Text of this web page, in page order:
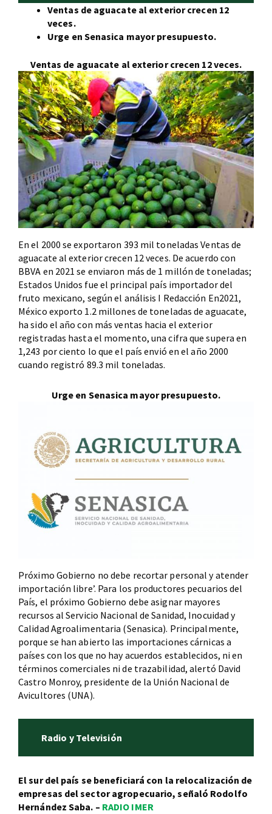
Ventas de aguacate al exterior crecen 12
veces.
Urge en Senasica mayor presupuesto.
Ventas de aguacate al exterior crecen 12 veces.
En el 2000 se exportaron 393 mil toneladas Ventas de
aguacate al exterior crecen 12 veces. De acuerdo con
BBVA en 2021 se enviaron más de 1 millón de toneladas;
Estados Unidos fue el principal país importador del
fruto mexicano, según el análisis I Redacción En2021,
México exporto 1.2 millones de toneladas de aguacate,
ha sido el año con más ventas hacia el exterior
registradas hasta el momento, una cifra que supera en
1,243 por ciento lo que el país envió en el año 2000
cuando registró 89.3 mil toneladas.
Urge en Senasica mayor presupuesto.
Próximo Gobierno no debe recortar personal y atender
importación libre’. Para los productores pecuarios del
País, el próximo Gobierno debe asignar mayores
recursos al Servicio Nacional de Sanidad, Inocuidad y
Calidad Agroalimentaria (Senasica). Principalmente,
porque se han abierto las importaciones cárnicas a
países con los que no hay acuerdos establecidos, ni en
términos comerciales ni de trazabilidad, alertó David
Castro Monroy, presidente de la Unión Nacional de
Avicultores (UNA).
Radio y Televisión
El sur del país se beneficiará con la relocalización de
empresas del sector agropecuario, señaló Rodolfo
Hernández Saba. – RADIO IMER